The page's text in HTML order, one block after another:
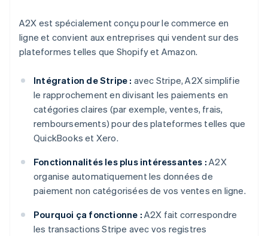
A2X est spécialement conçu pour le commerce en
ligne et convient aux entreprises qui vendent sur des
plateformes telles que Shopify et Amazon.
Intégration de Stripe : avec Stripe, A2X simplifie
le rapprochement en divisant les paiements en
catégories claires (par exemple, ventes, frais,
remboursements) pour des plateformes telles que
QuickBooks et Xero.
Fonctionnalités les plus intéressantes : A2X
organise automatiquement les données de
paiement non catégorisées de vos ventes en ligne.
Pourquoi ça fonctionne : A2X fait correspondre
les transactions Stripe avec vos registres